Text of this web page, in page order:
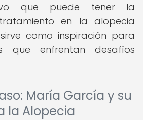
que puede tener la
en la alopecia
como inspiración para
que enfrentan desafíos
María García y su
la Alopecia